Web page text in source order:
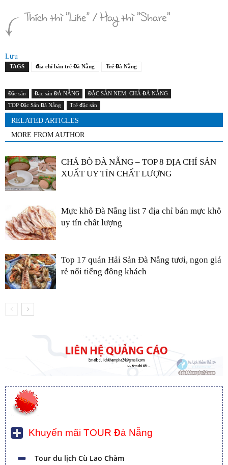
Lưu
TAGS địa chỉ bán tré Đà Nẵng Tré Đà Nẵng
Đặc sản Đặc sản ĐÀ NẴNG
ĐẶC SẢN NEM, CHẢ ĐÀ NẴNG
TOP Đặc Sản Đà Nẵng
Tré đặc sản
RELATED ARTICLES
MORE FROM AUTHOR
CHẢ BÒ ĐÀ NẴNG – TOP 8 ĐỊA CHỈ SẢN
XUẤT UY TÍN CHẤT LƯỢNG
Mực khô Đà Nẵng list 7 địa chỉ bán mực khô
uy tín chất lượng
Top 17 quán Hải Sản Đà Nẵng tươi, ngon giá
rẻ nổi tiếng đông khách
Khuyến mãi TOUR Đà Nẵng
Tour du lịch Cù Lao Chàm